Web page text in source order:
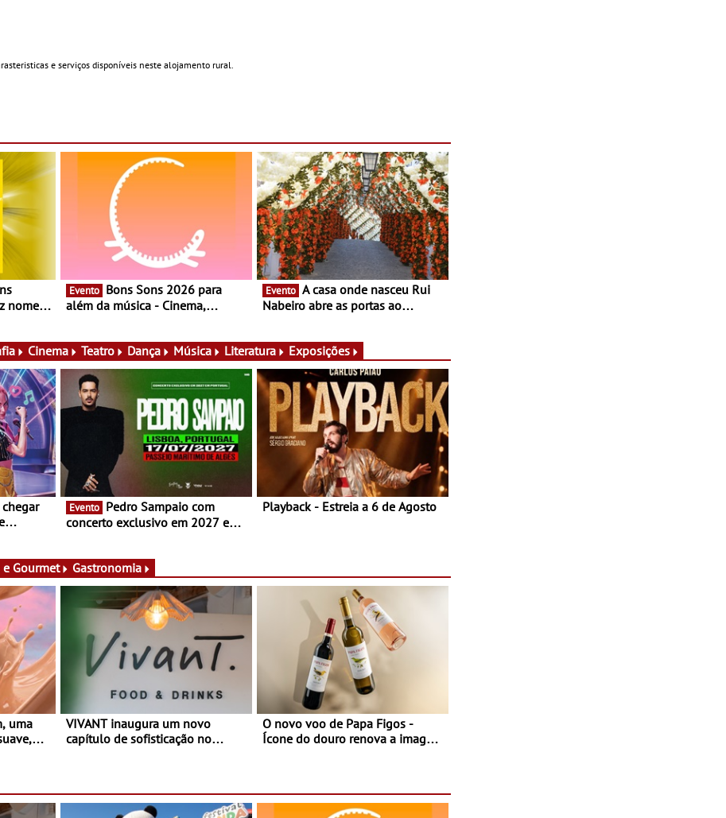
e serviços disponíveis neste alojamento rural.
nomes
Evento
além da música - Cinema,
muito mais
Evento
Nabeiro abre as portas ao
entre 8 e 16 de agosto
Cinema Teatro Dança Música Literatura Exposições
Evento
concerto exclusivo em 2027 em
Playback - Estreia a 6 de Agosto
Gourmet Gastronomia
uma
VIVANT inaugura um novo
capítulo de sofisticação no
gastronomia mediterrânica,
cocktails de assinatura e música
O novo voo de Papa Figos -
Ícone do douro renova a imagem